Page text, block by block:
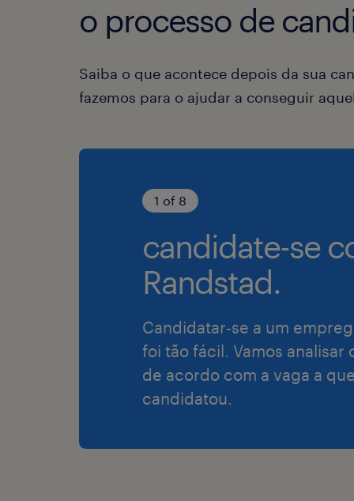
o processo de
Saiba o que acontece depois da sua
fazemos para o ajudar a conseguir
1 of 8
candidate-se
Randstad.
Candidatar-se a um
foi tão fácil. Vamos analisar
de acordo com a vaga a
candidatou.